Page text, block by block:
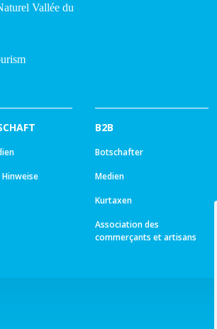
B2B
Botschafter
Medien
Kurtaxen
Association des
commerçants et artisans